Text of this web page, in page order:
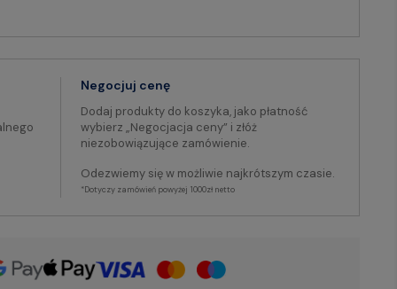
Negocjuj cenę
Dodaj produkty do koszyka, jako płatność
wybierz „Negocjacja ceny” i złóż
niezobowiązujące zamówienie.
Odezwiemy się w możliwie najkrótszym czasie.
*Dotyczy zamówień powyżej 1000zł netto